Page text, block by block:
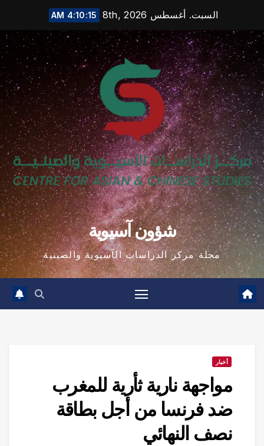
content
السبت. أغسطس 8th, 2026 4:10:16 AM
شؤون آسيوية
مجلة مركز الدراسات الآسيوية والصينية
أخبار
مواجهة نارية ثأرية للمغرب
ضد فرنسا من أجل بطاقة
نصف النهائي